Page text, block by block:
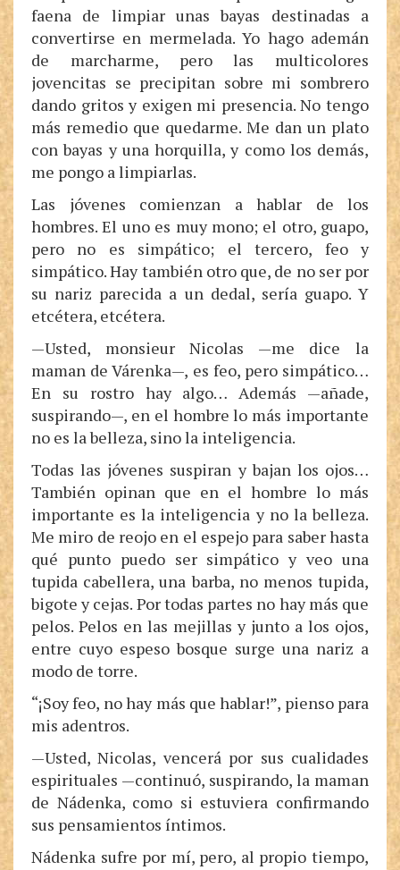
faena de limpiar unas bayas destinadas a
convertirse en mermelada. Yo hago ademán
de marcharme, pero las multicolores
jovencitas se precipitan sobre mi sombrero
dando gritos y exigen mi presencia. No tengo
más remedio que quedarme. Me dan un plato
con bayas y una horquilla, y como los demás,
me pongo a limpiarlas.
Las jóvenes comienzan a hablar de los
hombres. El uno es muy mono; el otro, guapo,
pero no es simpático; el tercero, feo y
simpático. Hay también otro que, de no ser por
su nariz parecida a un dedal, sería guapo. Y
etcétera, etcétera.
—Usted, monsieur Nicolas —me dice la
maman de Várenka—, es feo, pero simpático…
En su rostro hay algo… Además —añade,
suspirando—, en el hombre lo más importante
no es la belleza, sino la inteligencia.
Todas las jóvenes suspiran y bajan los ojos…
También opinan que en el hombre lo más
importante es la inteligencia y no la belleza.
Me miro de reojo en el espejo para saber hasta
qué punto puedo ser simpático y veo una
tupida cabellera, una barba, no menos tupida,
bigote y cejas. Por todas partes no hay más que
pelos. Pelos en las mejillas y junto a los ojos,
entre cuyo espeso bosque surge una nariz a
modo de torre.
“¡Soy feo, no hay más que hablar!”, pienso para
mis adentros.
—Usted, Nicolas, vencerá por sus cualidades
espirituales —continuó, suspirando, la maman
de Nádenka, como si estuviera confirmando
sus pensamientos íntimos.
Nádenka sufre por mí, pero, al propio tiempo,